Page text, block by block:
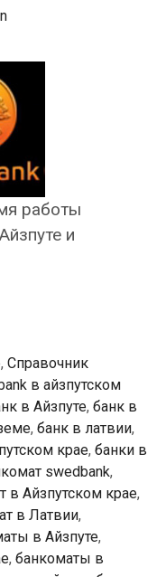
работы
и
, Справочник
в айзпутском
в Айзпуте, банк в
, банк в латвии,
крае, банки в
swedbank,
в Айзпутском крае,
в Латвии,
в Айзпуте,
, банкоматы в